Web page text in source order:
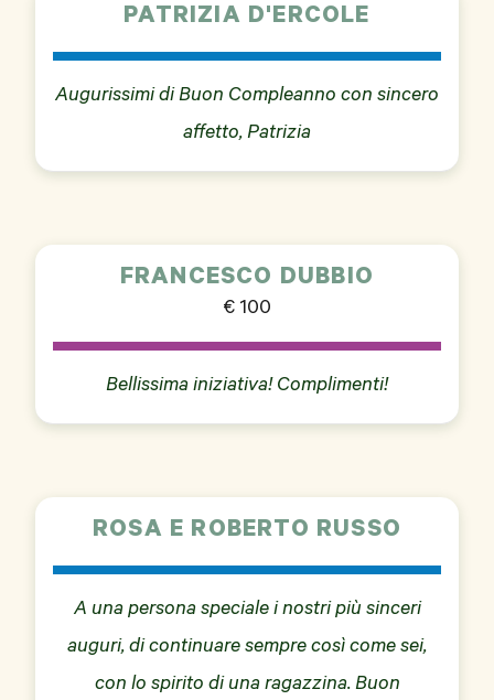
PATRIZIA D'ERCOLE
Augurissimi di Buon Compleanno con sincero
affetto, Patrizia
FRANCESCO DUBBIO
€ 100
Bellissima iniziativa! Complimenti!
ROSA E ROBERTO RUSSO
A una persona speciale i nostri più sinceri
auguri, di continuare sempre così come sei,
con lo spirito di una ragazzina. Buon